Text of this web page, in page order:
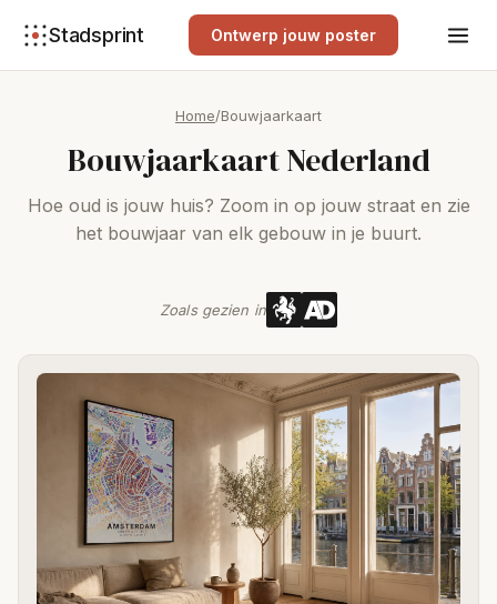
Stadsprint Ontwerp jouw poster
Home/Bouwjaarkaart
Bouwjaarkaart Nederland
Hoe oud is jouw huis? Zoom in op jouw straat en zie
het bouwjaar van elk gebouw in je buurt.
Zoals gezien in